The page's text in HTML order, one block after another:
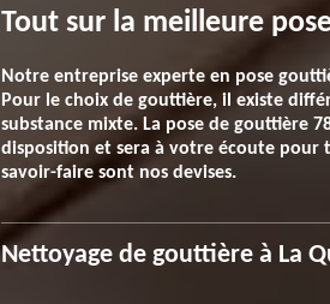
Tout sur la meilleure
Notre entreprise experte en pose
Pour le choix de gouttière, il existe
substance mixte. La pose de gouttière
disposition et sera à votre écoute pour
savoir-faire sont nos devises.
Nettoyage de gouttière à La